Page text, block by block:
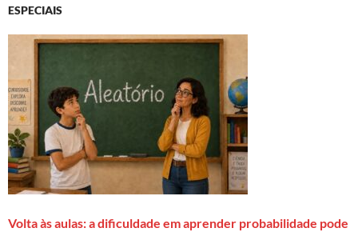
ESPECIAIS
Volta às aulas: a dificuldade em aprender probabilidade pode